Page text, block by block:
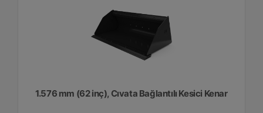
1.576 mm (62 inç), Cıvata Bağlantılı Kesici Kenar